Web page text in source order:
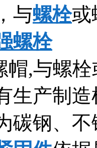
与螺栓或
螺栓
帽,与螺
生产制
碳钢、